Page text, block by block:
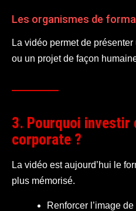
Les organismes de
La vidéo permet de
ou un projet de façon
3. Pourquoi investir
corporate ?
La vidéo est aujourd’hui le
plus mémorisé.
Renforcer l’image